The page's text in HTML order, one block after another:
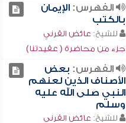
الفهرس:الإيمان
بالكتب
للشيخ: عائض القرني
جزء من محاضرة ( عقيدتنا)
الفهرس: بعض
الأصناف الذين لعنهم
النبي صلى الله عليه
وسلم
للشيخ: عائض القرني